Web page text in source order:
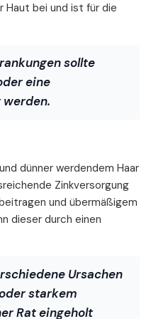
Haut bei und ist für die
sollte
eine
dünner werdendem Haar
Zinkversorgung
und übermäßigem
dieser durch einen
Ursachen
starkem
Rat eingeholt